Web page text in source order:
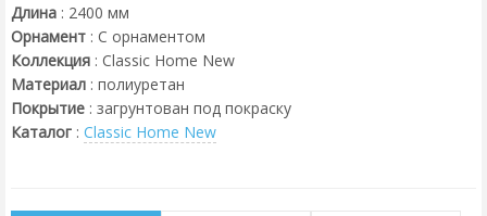
Длина : 2400 мм
Орнамент : С орнаментом
Коллекция : Classic Home New
Материал : полиуретан
Покрытие : загрунтован под покраску
Каталог : Classic Home New